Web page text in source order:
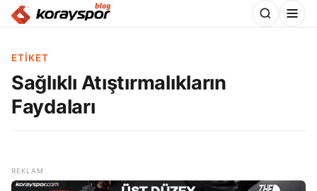
ETIKET
Sağlıklı Atıştırmalıkların
Faydaları